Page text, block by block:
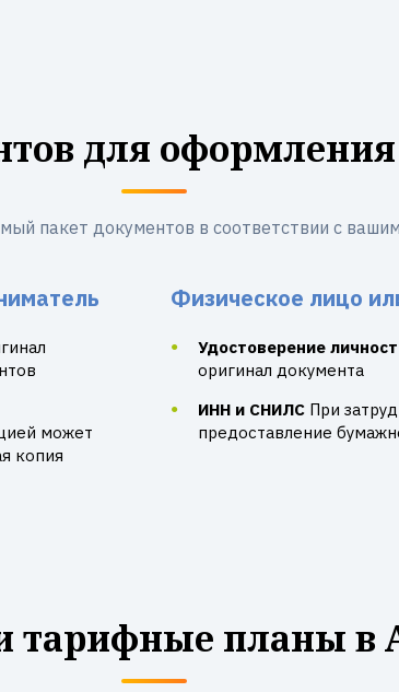
для
пакет документов в соответствии с
может
копия
Физическое лицо
Удостоверение
оригинал документа
ИНН и СНИЛС При
предоставление
тарифные планы в